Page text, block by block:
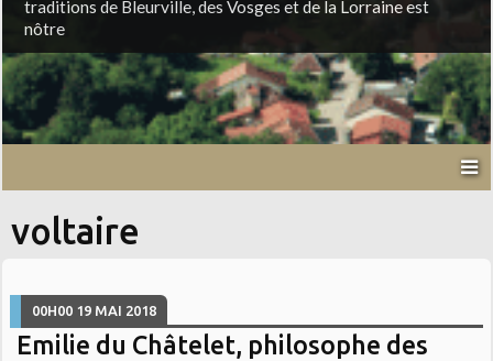
traditions de Bleurville, des Vosges et de la Lorraine est
nôtre
voltaire
00H00 19 MAI 2018
Emilie du Châtelet, philosophe des